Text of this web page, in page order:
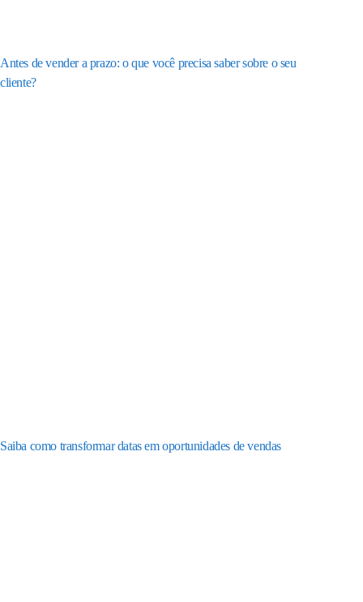
Antes de vender a prazo: o que você precisa saber sobre o seu
cliente?
Saiba como transformar datas em oportunidades de vendas